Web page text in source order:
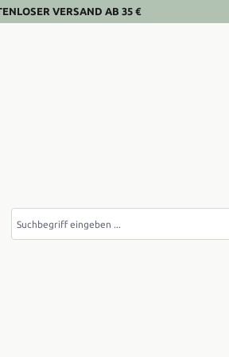
VERSAND AB 35 €